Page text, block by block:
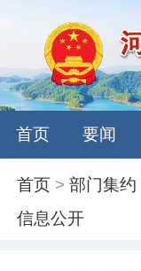
首页 要闻
首页 >部门集约
信息公开